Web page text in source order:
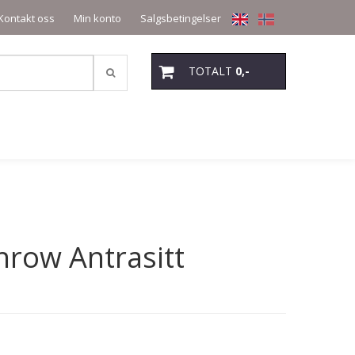
oss Min konto Salgsbetingelser
TOTALT 0,-
Antrasitt